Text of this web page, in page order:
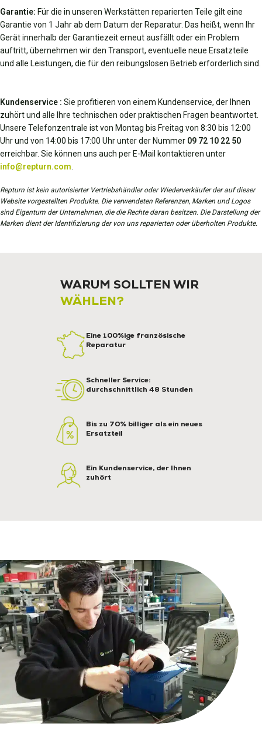
Garantie: Für die in unseren Werkstätten reparierten Teile gilt eine
Garantie von 1 Jahr ab dem Datum der Reparatur. Das heißt, wenn Ihr
Gerät innerhalb der Garantiezeit erneut ausfällt oder ein Problem
auftritt, übernehmen wir den Transport, eventuelle neue Ersatzteile
und alle Leistungen, die für den reibungslosen Betrieb erforderlich sind.
Kundenservice : Sie profitieren von einem Kundenservice, der Ihnen
zuhört und alle Ihre technischen oder praktischen Fragen beantwortet.
Unsere Telefonzentrale ist von Montag bis Freitag von 8:30 bis 12:00
Uhr und von 14:00 bis 17:00 Uhr unter der Nummer 09 72 10 22 50
erreichbar. Sie können uns auch per E-Mail kontaktieren unter
info@repturn.com
Repturn ist kein autorisierter Vertriebshändler oder Wiederverkäufer der auf dieser
Website vorgestellten Produkte. Die verwendeten Referenzen, Marken und Logos
sind Eigentum der Unternehmen, die die Rechte daran besitzen. Die Darstellung der
Marken dient der Identifizierung der von uns reparierten oder überholten Produkte.
WARUM SOLLTEN WIR
WÄHLEN?
Eine 100%ige französische
Reparatur
Schneller Service:
durchschnittlich 48 Stunden
Bis zu 70% billiger als ein neues
Ersatzteil
Ein Kundenservice, der Ihnen
zuhört